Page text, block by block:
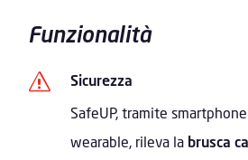
Funzionalità
s
Sicurezza
SafeUP, tramite
wearable, rileva la brusca